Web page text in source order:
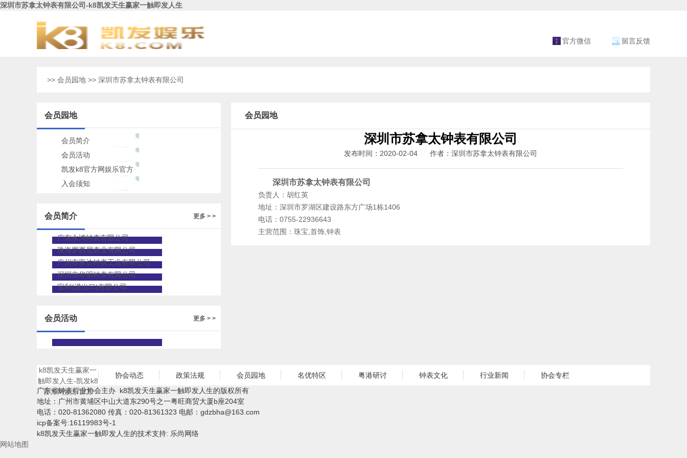
深圳市苏拿太钟表有限公司-k8凯发天生赢家一触即发人生
官方微信 留言反馈
>> 会员园地 >> 深圳市苏拿太钟表有限公司
会员园地
会员简介
会员活动
凯发k8官方网娱乐官方
的公告
入会须知
更多 > >
会员简介
广东永鸿钟表有限公司
珠海罗西尼表业有限公司
广州市富达钟表工业有限公司
深圳市华明钟表有限公司
宝利(进出口)有限公司
更多 > >
会员活动
会员园地
深圳市苏拿太钟表有限公司
发布时间：2020-02-04 作者：深圳市苏拿太钟表有限公司
深圳市苏拿太钟表有限公司
负责人：胡红英
地址：深圳市罗湖区建设路东方广场1栋1406
电话：0755-22936643
主营范围：珠宝,首饰,钟表
k8凯发天生赢家一
触即发人生-凯发k8
官方网娱乐官方
协会动态 政策法规 会员园地 名优特区 粤港研讨 钟表文化 行业新闻
协会专栏
广东省钟表行业协会主办 k8凯发天生赢家一触即发人生的版权所有
地址：广州市黄埔区中山大道东290号之一粤旺商贸大厦b座204室
电话：020-81362080 传真：020-81361323 电邮： gdzbha@163.com
icp备案号:16119983号-1
k8凯发天生赢家一触即发人生的技术支持: 乐尚网络
网站地图